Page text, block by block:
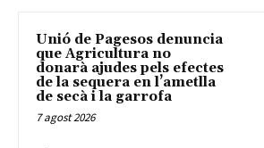
Unió de Pagesos denuncia
que Agricultura no
donarà ajudes pels efectes
de la sequera en l’ametlla
de secà i la garrofa
7 agost 2026